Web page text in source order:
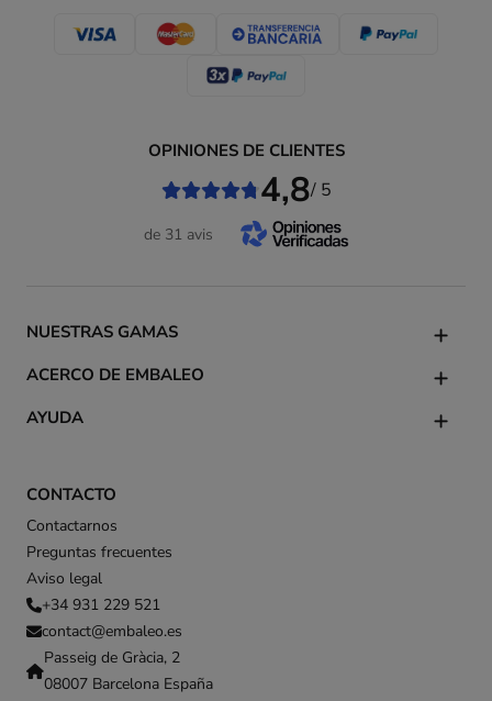
CONTACTO
Contactarnos
Preguntas frecuentes
Aviso legal
+34 931 229 521
contact@embaleo.es
Passeig de Gràcia, 2
08007 Barcelona España
NUESTRAS GAMAS
ACERCO DE EMBALEO
AYUDA
OPINIONES DE CLIENTES
4,8/ 5
de 31 avis